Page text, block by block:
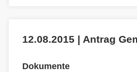
12.08.2015 | Antrag
Dokumente